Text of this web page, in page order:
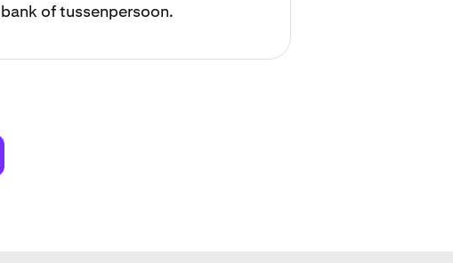
bank of tussenpersoon.